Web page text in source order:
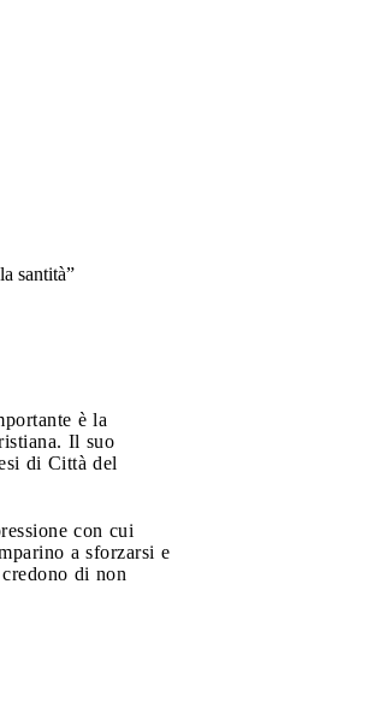
santità”
è la
Il suo
di Città del
con cui
a sforzarsi e
di non